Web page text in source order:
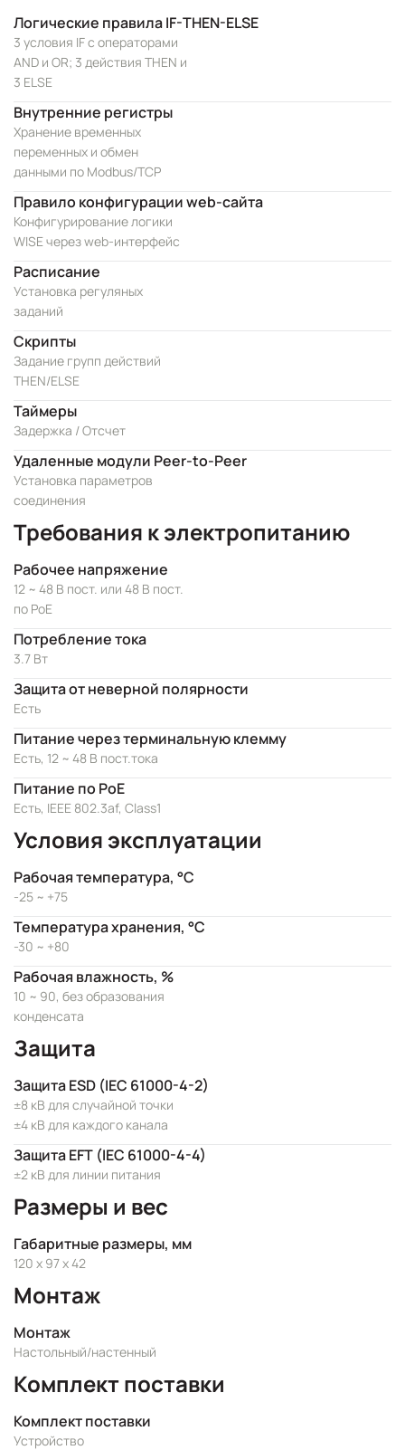
Логические правила IF-THEN-ELSE
3 условия IF с операторами
AND и OR; 3 действия THEN и
3 ELSE
Внутренние регистры
Хранение временных
переменных и обмен
данными по Modbus/TCP
Правило конфигурации web-сайта
Конфигурирование логики
WISE через web-интерфейс
Расписание
Установка регуляных
заданий
Скрипты
Задание групп действий
THEN/ELSE
Таймеры
Задержка / Отсчет
Удаленные модули Peer-to-Peer
Установка параметров
соединения
Требования к электропитанию
Рабочее напряжение
12 ~ 48 В пост. или 48 В пост.
по PoE
Потребление тока
3.7 Вт
Защита от неверной полярности
Есть
Питание через терминальную клемму
Есть, 12 ~ 48 В пост.тока
Питание по PoE
Есть, IEEE 802.3af, Class1
Условия эксплуатации
Рабочая температура, °C
-25 ~ +75
Температура хранения, °C
-30 ~ +80
Рабочая влажность, %
10 ~ 90, без образования
конденсата
Защита
Защита ESD (IEC 61000-4-2)
±8 кВ для случайной точки
±4 кВ для каждого канала
Защита EFT (IEC 61000-4-4)
±2 кВ для линии питания
Размеры и вес
Габаритные размеры, мм
120 x 97 x 42
Монтаж
Монтаж
Настольный/настенный
Комплект поставки
Комплект поставки
Устройство